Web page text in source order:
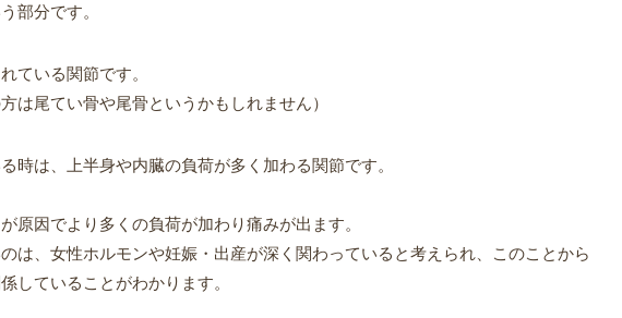
部分です。
ている関節です。
は尾てい骨や尾骨というかもしれません）
時は、上半身や内臓の負荷が多く加わる関節です。
原因でより多くの負荷が加わり痛みが出ます。
は、女性ホルモンや妊娠・出産が深く関わっていると考えられ、このことから
していることがわかります。